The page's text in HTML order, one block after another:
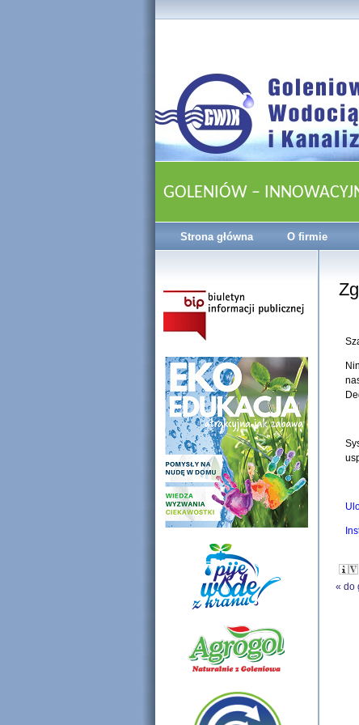
GOLENIÓW –
Strona główna O firmie
« do